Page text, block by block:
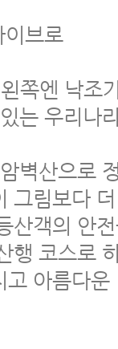
브로
쪽엔 낙조
는 우리나
벽산으로
그림보다
산객의 안
행 코스로
고 아름다